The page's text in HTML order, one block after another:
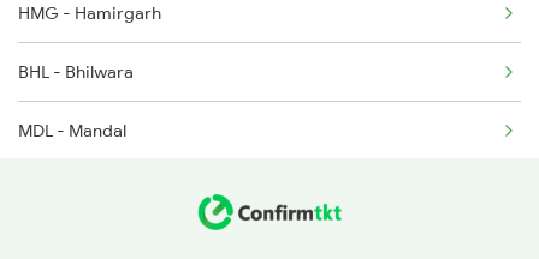
19605 Mdjn - Udz Exp
19606 Udz-mdjn Exp
19329 Chittaurgarh Ex
HMG - Hamirgarh
BHL - Bhilwara
MDL - Mandal